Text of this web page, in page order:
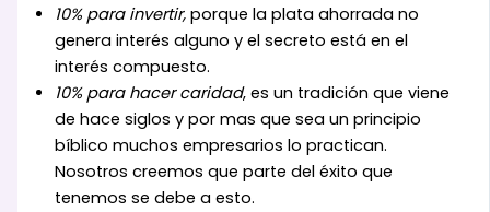
10% para invertir, porque la plata ahorrada no
genera interés alguno y el secreto está en el
interés compuesto.
10% para hacer caridad, es un tradición que viene
de hace siglos y por mas que sea un principio
bíblico muchos empresarios lo practican.
Nosotros creemos que parte del éxito que
tenemos se debe a esto.